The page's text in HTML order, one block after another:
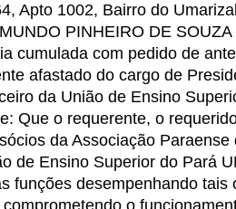
Apto 1002, Bairro do
PINHEIRO DE
cumulada com pedido de
afastado do cargo de
da União de Ensino
Que o requerente, o
da Associação
de Ensino Superior do Pará
funções desempenhando